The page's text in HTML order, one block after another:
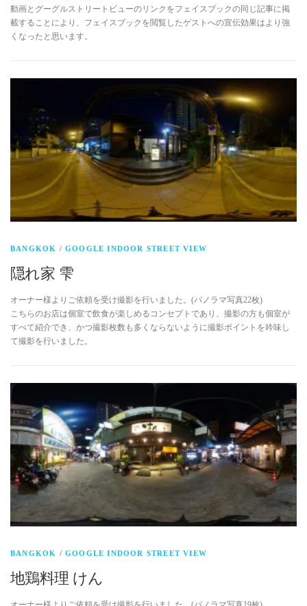
動画とグーグルストリートビューのリンクをフェイスブックの同じ記事に掲
載することにより、フェイスブックを閲覧したゲストへの宣伝効果はより強
くなったと思います。
BANGKOK /GOOGLE INDOOR STREET VIEW
隠れ家 雫
オーナー様よりご依頼を受け撮影を行いました。(パノラマ写真22枚)
こちらのお店は個室で飲食が楽しめるコンセプトであり、撮影の方も個室が
すべて紹介でき、かつ撮影枚数も多くならないように撮影ポイントを吟味し
て撮影を行いました。
BANGKOK /GOOGLE INDOOR STREET VIEW
地鶏料理 けん